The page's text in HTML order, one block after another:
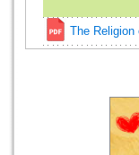
The Religion